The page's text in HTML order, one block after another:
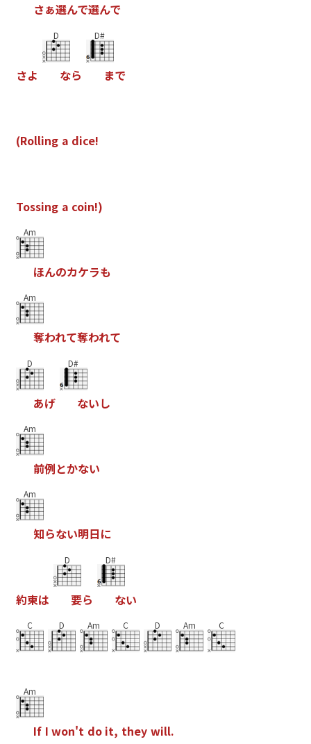
さぁ選んで選んで
さよ
D
なら
D#
まで
(Rolling a dice!
Tossing a coin!)
Am
ほんのカケラも
Am
奪われて奪われて
D
あげ
D#
ないし
Am
前例とかない
Am
知らない明日に
約束は
D
要ら
D#
ない
C D Am C D Am C
Am
If I won't do it, they will.